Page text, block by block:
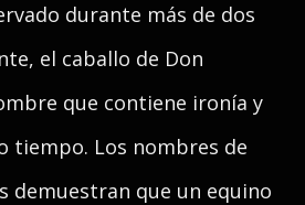
durante más de dos
el caballo de Don
que contiene ironía y
tiempo. Los nombres de
demuestran que un equino